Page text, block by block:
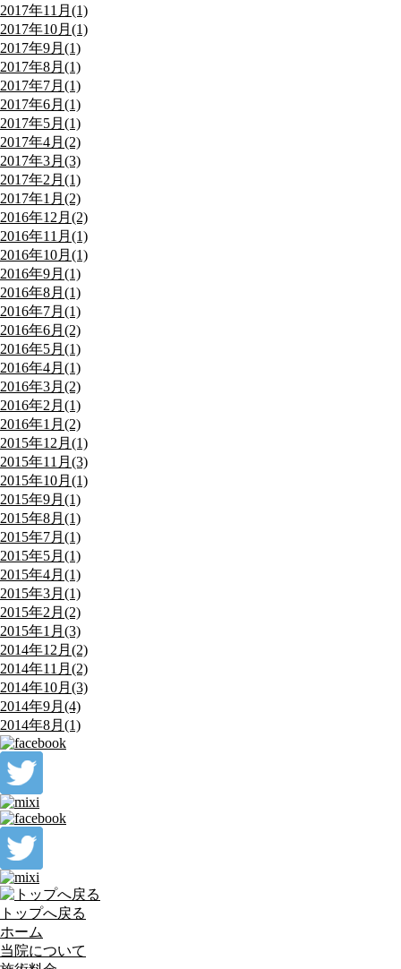
2017年11月(1)
2017年10月(1)
2017年9月(1)
2017年8月(1)
2017年7月(1)
2017年6月(1)
2017年5月(1)
2017年4月(2)
2017年3月(3)
2017年2月(1)
2017年1月(2)
2016年12月(2)
2016年11月(1)
2016年10月(1)
2016年9月(1)
2016年8月(1)
2016年7月(1)
2016年6月(2)
2016年5月(1)
2016年4月(1)
2016年3月(2)
2016年2月(1)
2016年1月(2)
2015年12月(1)
2015年11月(3)
2015年10月(1)
2015年9月(1)
2015年8月(1)
2015年7月(1)
2015年5月(1)
2015年4月(1)
2015年3月(1)
2015年2月(2)
2015年1月(3)
2014年12月(2)
2014年11月(2)
2014年10月(3)
2014年9月(4)
2014年8月(1)
トップへ戻る
ホーム
当院について